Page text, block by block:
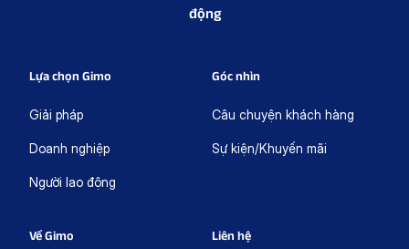
động
Lựa chọn Gimo
Giải pháp
Doanh nghiệp
Người lao động
Góc nhìn
Câu chuyện khách hàng
Sự kiện/Khuyến mãi
Về Gimo Liên hệ